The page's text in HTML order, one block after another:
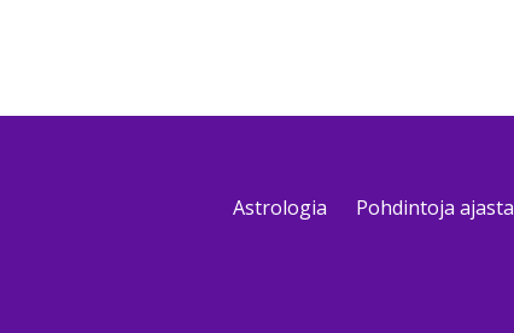
Astrologia Pohdintoja ajasta